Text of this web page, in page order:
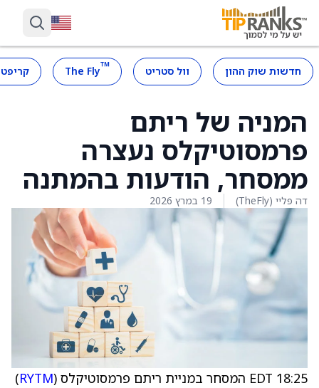
חדשות שוק ההון וול סטריט ™
The Fly
המניה של ריתם
פרמסוטיקלס נעצרה
ממסחר, הודעות בהמתנה
דה פליי (TheFly) 19 במרץ 2026
18:25 EDT המסחר במניית ריתם פרמסוטיקלס ( RYTM
)